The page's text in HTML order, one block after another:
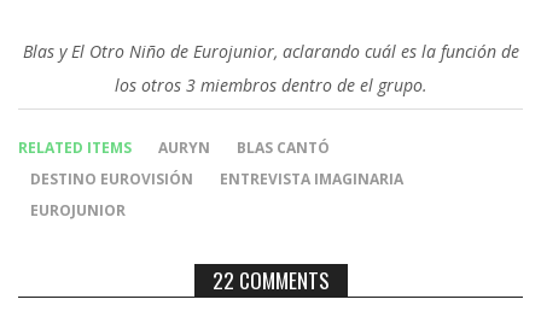
Blas y El Otro Niño de Eurojunior, aclarando cuál es la función de
los otros 3 miembros dentro de el grupo.
RELATED ITEMS AURYN
BLAS CANTÓ
DESTINO EUROVISIÓN
ENTREVISTA IMAGINARIA
EUROJUNIOR
22 COMMENTS